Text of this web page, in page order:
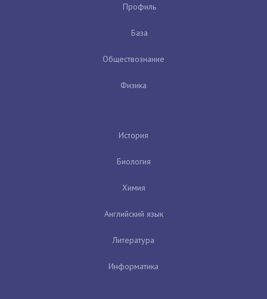
Профиль
База
Обществознание
Физика
История
Биология
Химия
Английский язык
Литература
Информатика